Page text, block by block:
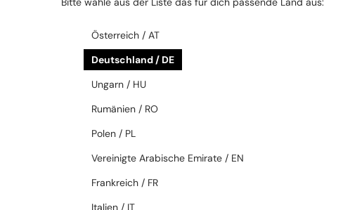
MIT EINER EINSTÄRKENGLASLINSE
—Brillenfassungen
ES020 - DDB - 58
Elie Saab
Österreich / AT
Deutschland / DE
Ungarn / HU
Rumänien / RO
Polen / PL
Vereinigte Arabische Emirate / EN
Frankreich / FR
Italien / IT